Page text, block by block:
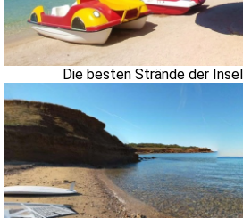
Die besten Strände der